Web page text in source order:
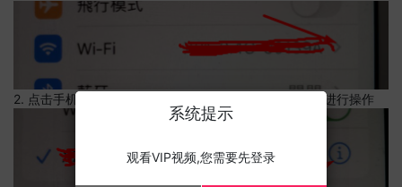
2. 点击手机的当前网络连接,上边有一个感叹号,点击可以进行操作
系统提示
观看VIP视频,您需要先登录